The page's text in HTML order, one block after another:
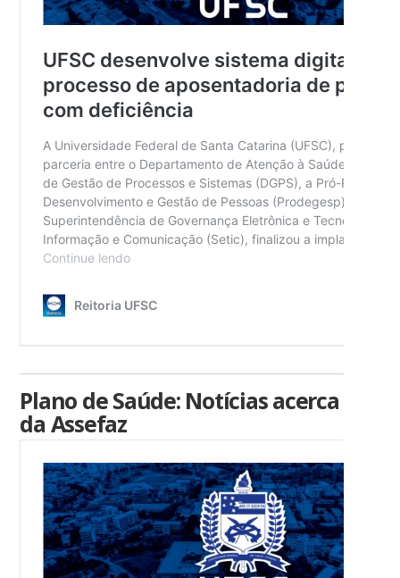
Plano de Saúde: Notícias acerca
da Assefaz